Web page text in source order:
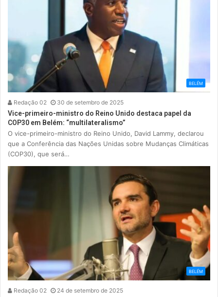
BELÉM
Redação 02 30 de setembro de 2025
Vice-primeiro-ministro do Reino Unido destaca papel da
COP30 em Belém: “multilateralismo”
O vice-primeiro-ministro do Reino Unido, David Lammy, declarou
que a Conferência das Nações Unidas sobre Mudanças Climáticas
(COP30), que será…
BELÉM
Redação 02 24 de setembro de 2025